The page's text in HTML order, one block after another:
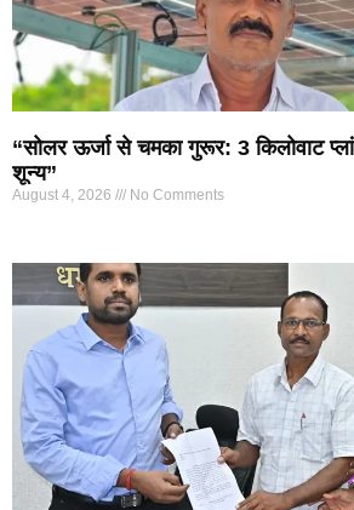
“सोलर ऊर्जा से चमका गुरूर: 3 किलोवाट
शून्य”
August 4, 2026 No Comments